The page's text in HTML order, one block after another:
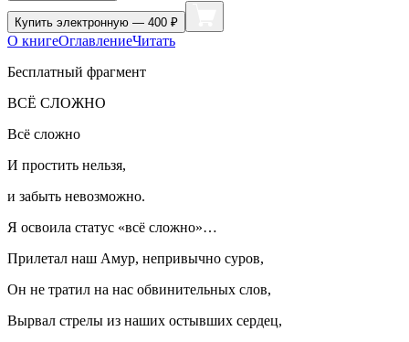
Купить электронную — 400 ₽
О книгеОглавлениеЧитать
Бесплатный фрагмент
ВСЁ СЛОЖНО
Всё сложно
И простить нельзя,
и забыть невозможно.
Я освоила статус «всё сложно»…
Прилетал наш Амур, непривычно суров,
Он не тратил на нас обвинительных слов,
Вырвал стрелы из наших остывших сердец,